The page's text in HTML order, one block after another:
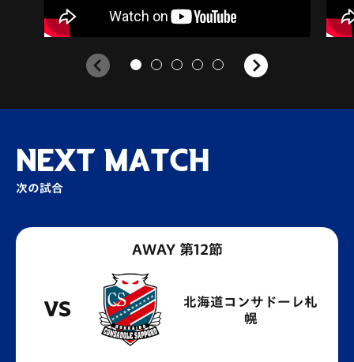
NEXT MATCH
次の試合
AWAY 第12節
VS
北海道コンサドーレ札
幌